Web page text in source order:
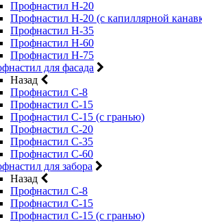
Профнастил Н-20
Профнастил Н-20 (с капиллярной
Профнастил Н-35
Профнастил Н-60
Профнастил Н-75
для фасада
Назад
Профнастил С-8
Профнастил С-15
Профнастил С-15 (с гранью)
Профнастил С-20
Профнастил С-35
Профнастил С-60
для забора
Назад
Профнастил С-8
Профнастил С-15
Профнастил С-15 (с гранью)